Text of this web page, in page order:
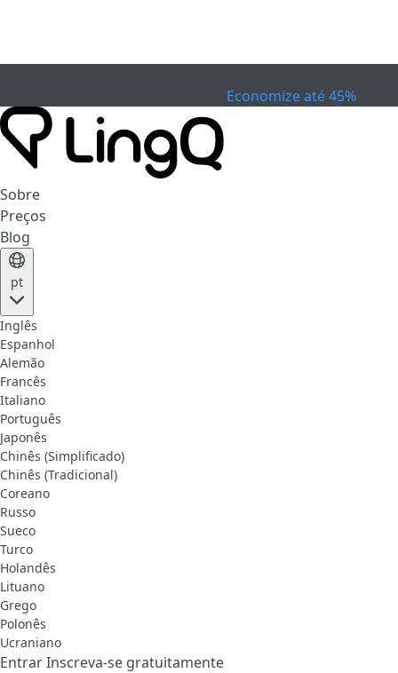
Economize até 45%
Sobre
Preços
Blog
pt
Inglês
Espanhol
Alemão
Francês
Italiano
Português
Japonês
Chinês (Simplificado)
Chinês (Tradicional)
Coreano
Russo
Sueco
Turco
Holandês
Lituano
Grego
Polonês
Ucraniano
EntrarInscreva-se gratuitamente